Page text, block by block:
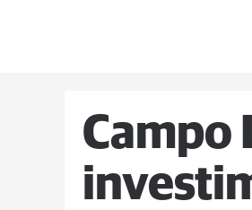
Campo